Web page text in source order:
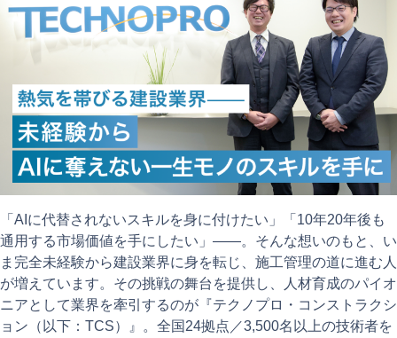
「AIに代替されないスキルを身に付けたい」「10年20年後も
通用する市場価値を手にしたい」——。そんな想いのもと、い
ま完全未経験から建設業界に身を転じ、施工管理の道に進む人
が増えています。その挑戦の舞台を提供し、人材育成のパイオ
ニアとして業界を牽引するのが『テクノプロ・コンストラクシ
ョン（以下：TCS）』。全国24拠点／3,500名以上の技術者を